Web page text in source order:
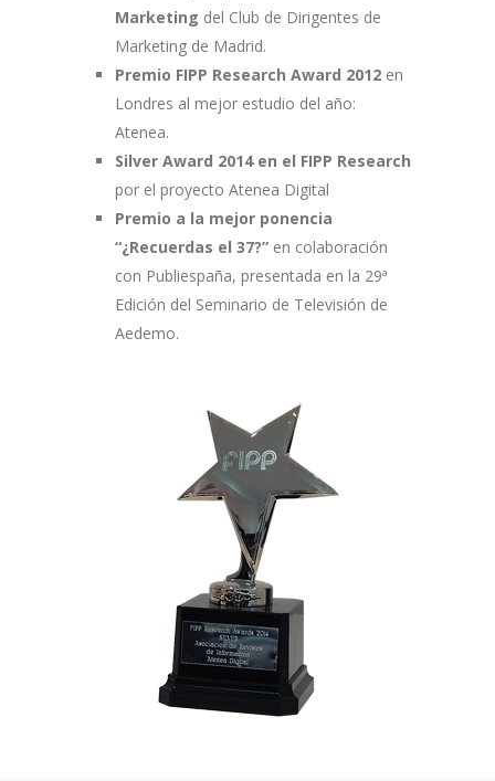
Marketing del Club de Dirigentes de
Marketing de Madrid.
Premio FIPP Research Award 2012 en
Londres al mejor estudio del año:
Atenea.
Silver Award 2014 en el FIPP Research
por el proyecto Atenea Digital
Premio a la mejor ponencia
“¿Recuerdas el 37?” en colaboración
con Publiespaña, presentada en la 29ª
Edición del Seminario de Televisión de
Aedemo.